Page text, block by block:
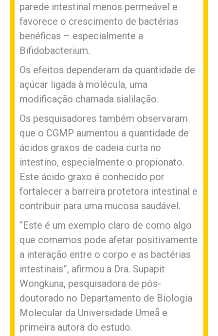
parede intestinal menos permeável e
favorece o crescimento de bactérias
benéficas – especialmente a
Bifidobacterium.
Os efeitos dependeram da quantidade de
açúcar ligada à molécula, uma
modificação chamada sialilação.
Os pesquisadores também observaram
que o CGMP aumentou a quantidade de
ácidos graxos de cadeia curta no
intestino, especialmente o propionato.
Este ácido graxo é conhecido por
fortalecer a barreira protetora intestinal e
contribuir para uma mucosa saudável.
“Este é um exemplo claro de como algo
que comemos pode afetar positivamente
a interação entre o corpo e as bactérias
intestinais”, afirmou a Dra. Supapit
Wongkuna, pesquisadora de pós-
doutorado no Departamento de Biologia
Molecular da Universidade Umeå e
primeira autora do estudo.